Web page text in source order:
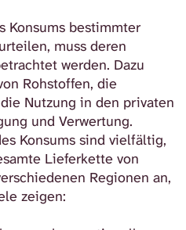
Konsums bestimmter
muss deren
werden. Dazu
Rohstoffen, die
Nutzung in den privaten
und Verwertung.
Konsums sind vielfältig,
Lieferkette von
Regionen an,
zeigen: